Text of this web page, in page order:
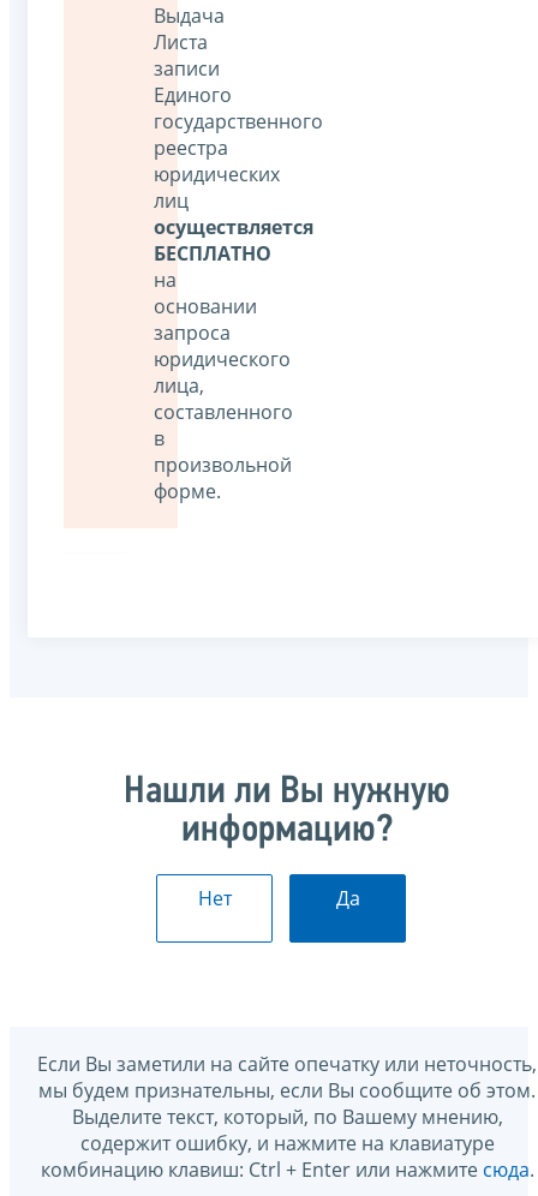
Выдача
Листа
записи
Единого
государственного
реестра
юридических
лиц
осуществляется
БЕСПЛАТНО
на
основании
запроса
юридического
лица,
составленного
в
произвольной
форме.
Нашли ли Вы нужную
информацию?
Нет Да
Если Вы заметили на сайте опечатку или неточность,
мы будем признательны, если Вы сообщите об этом.
Выделите текст, который, по Вашему мнению,
содержит ошибку, и нажмите на клавиатуре
комбинацию клавиш: Ctrl + Enter или нажмите сюда.